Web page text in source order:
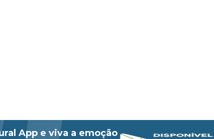
App e viva a emoção